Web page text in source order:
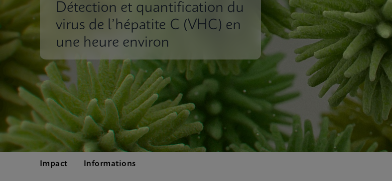
Détection et quantification du
virus de l’hépatite C (VHC) en
une heure environ
Impact Informations